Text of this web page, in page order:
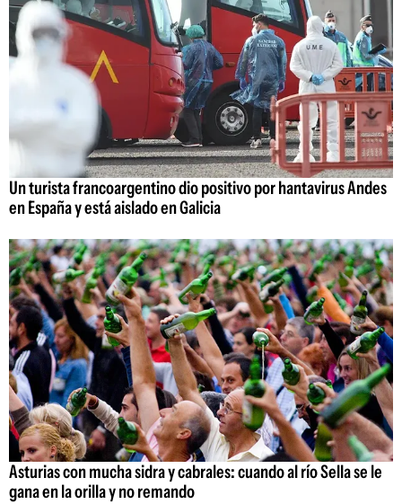
Un turista francoargentino dio positivo por hantavirus Andes
en España y está aislado en Galicia
Asturias con mucha sidra y cabrales: cuando al río Sella se le
gana en la orilla y no remando